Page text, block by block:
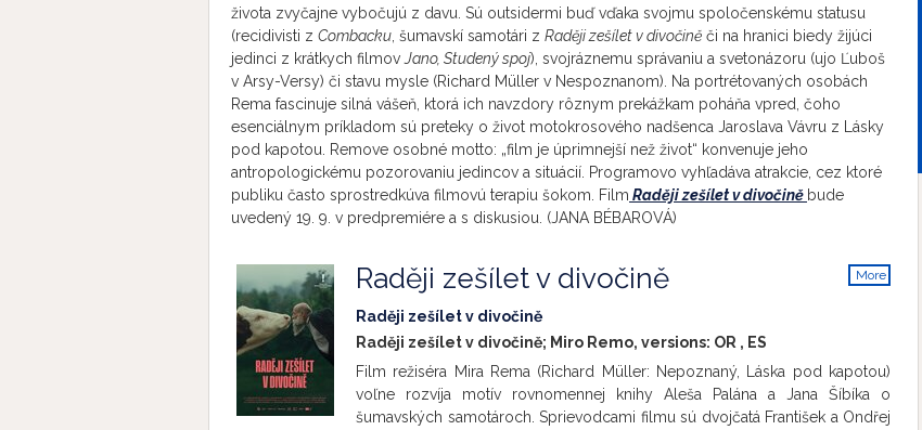
života zvyčajne vybočujú z davu. Sú outsidermi buď vďaka svojmu spoločenskému statusu
(recidivisti z Combacku , šumavskí samotári z Raději zešílet v divočině či na hranici biedy žijúci
jedinci z krátkych filmov Jano, Studený spoj), svojráznemu správaniu a svetonázoru (ujo Ľuboš
v Arsy-Versy) či stavu mysle (Richard Müller v Nespoznanom). Na portrétovaných osobách
Rema fascinuje silná vášeň, ktorá ich navzdory rôznym prekážkam poháňa vpred, čoho
esenciálnym príkladom sú preteky o život motokrosového nadšenca Jaroslava Vávru z Lásky
pod kapotou. Remove osobné motto: „film je úprimnejší než život“ konvenuje jeho
antropologickému pozorovaniu jedincov a situácií. Programovo vyhľadáva atrakcie, cez ktoré
publiku často sprostredkúva filmovú terapiu šokom. Film Raději zešílet v divočině bude
uvedený 19. 9. v predpremiére a s diskusiou. (JANA BÉBAROVÁ)
More
Raději zešílet v divočině
Raději zešílet v divočině
Raději zešílet v divočině; Miro Remo, versions: OR , ES
Film režiséra Mira Rema (Richard Müller: Nepoznaný, Láska pod kapotou)
voľne rozvíja motív rovnomennej knihy Aleša Palána a Jana Šíbíka o
šumavských samotároch. Sprievodcami filmu sú dvojčatá František a Ondřej